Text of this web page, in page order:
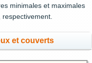
minimales et maximales
respectivement.
et couverts